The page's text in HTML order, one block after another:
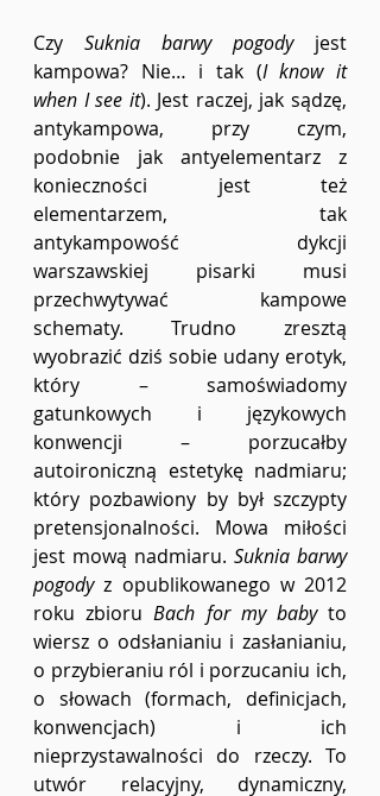
Czy Suknia barwy pogody jest
kampowa? Nie… i tak (I know it
when I see it). Jest raczej, jak sądzę,
antykampowa, przy czym,
podobnie jak antyelementarz z
konieczności jest też
elementarzem, tak
antykampowość dykcji
warszawskiej pisarki musi
przechwytywać kampowe
schematy. Trudno zresztą
wyobrazić dziś sobie udany erotyk,
który – samoświadomy
gatunkowych i językowych
konwencji – porzucałby
autoironiczną estetykę nadmiaru;
który pozbawiony by był szczypty
pretensjonalności. Mowa miłości
jest mową nadmiaru. Suknia barwy
pogody z opublikowanego w 2012
roku zbioru Bach for my baby to
wiersz o odsłanianiu i zasłanianiu,
o przybieraniu ról i porzucaniu ich,
o słowach (formach, definicjach,
konwencjach) i ich
nieprzystawalności do rzeczy. To
utwór relacyjny, dynamiczny,